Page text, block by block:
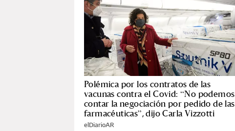
Polémica por los contratos de las
vacunas contra el Covid: “No podemos
contar la negociación por pedido de las
farmacéuticas”, dijo Carla Vizzotti
elDiarioAR